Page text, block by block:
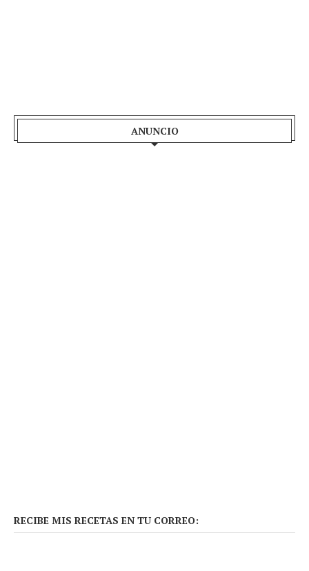
ANUNCIO
RECIBE MIS RECETAS EN TU CORREO: